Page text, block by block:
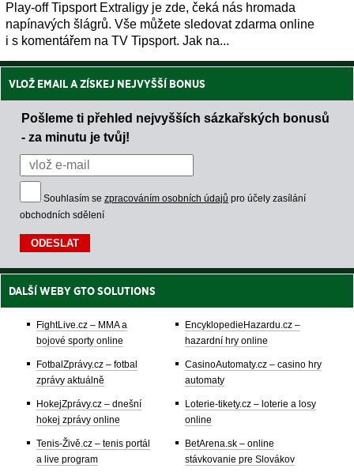
Play-off Tipsport Extraligy je zde, čeká nás hromada
napínavých šlágrů. Vše můžete sledovat zdarma online
i s komentářem na TV Tipsport. Jak na...
VLOŽ EMAIL A ZÍSKEJ NEJVYŠŠÍ BONUS
Pošleme ti přehled nejvyšších sázkařských bonusů
- za minutu je tvůj!
Souhlasím se zpracováním osobních údajů pro účely zasílání
obchodních sdělení
DALŠÍ WEBY GTO SOLUTIONS
FightLive.cz – MMA a
bojové sporty online
FotbalZprávy.cz – fotbal
zprávy aktuálně
HokejZprávy.cz – dnešní
hokej zprávy online
Tenis-Živě.cz – tenis portál
a live program
EncyklopedieHazardu.cz –
hazardní hry online
CasinoAutomaty.cz – casino hry
automaty
Loterie-tikety.cz – loterie a losy
online
BetArena.sk – online
stávkovanie pre Slovákov